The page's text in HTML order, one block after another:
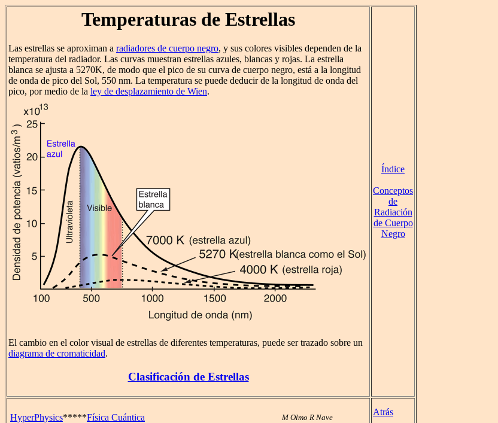
Temperaturas de Estrellas
Las estrellas se aproximan a radiadores de cuerpo negro, y sus colores visibles dependen de la
temperatura del radiador. Las curvas muestran estrellas azules, blancas y rojas. La estrella
blanca se ajusta a 5270K, de modo que el pico de su curva de cuerpo negro, está a la longitud
de onda de pico del Sol, 550 nm. La temperatura se puede deducir de la longitud de onda del
pico, por medio de la ley de desplazamiento de Wien.
El cambio en el color visual de estrellas de diferentes temperaturas, puede ser trazado sobre un
diagrama de cromaticidad.
Clasificación de Estrellas
Índice
Conceptos
de
Radiación
de Cuerpo
Negro
HyperPhysics*****Física Cuántica M Olmo R Nave
Atrás